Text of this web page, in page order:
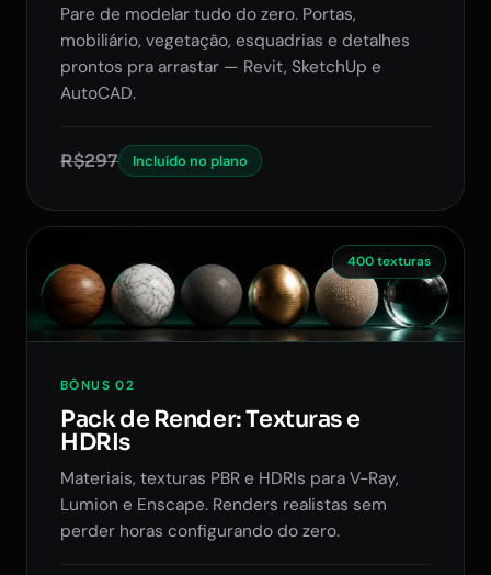
Pare de modelar tudo do zero. Portas,
mobiliário, vegetação, esquadrias e detalhes
prontos pra arrastar — Revit, SketchUp e
AutoCAD.
R$297 Incluído no plano
400 texturas
BÔNUS 02
Pack de Render: Texturas e
HDRIs
Materiais, texturas PBR e HDRIs para V-Ray,
Lumion e Enscape. Renders realistas sem
perder horas configurando do zero.